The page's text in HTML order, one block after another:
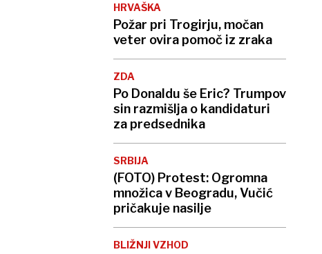
HRVAŠKA
Požar pri Trogirju, močan
veter ovira pomoč iz zraka
ZDA
Po Donaldu še Eric? Trumpov
sin razmišlja o kandidaturi
za predsednika
SRBIJA
(FOTO) Protest: Ogromna
množica v Beogradu, Vučić
pričakuje nasilje
BLIŽNJI VZHOD